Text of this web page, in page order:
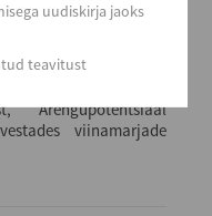
Arengupotentsiaal
viinamarjade
uudiskirja jaoks
teavitust